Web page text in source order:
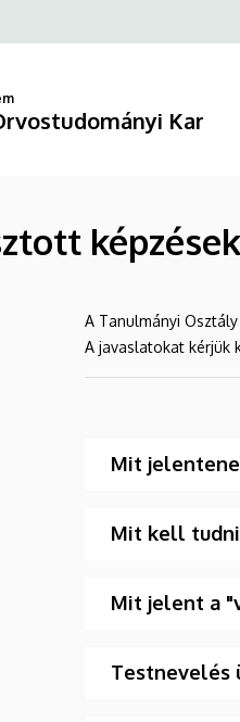
Kar
A Tanulmányi
A javaslatokat kérjük
Mit
Mit kell tudni
Mit jelent a
Testnevelés